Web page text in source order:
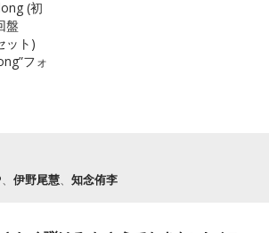
(初
盤
ット)
フォ
伊野尾慧 知念侑李